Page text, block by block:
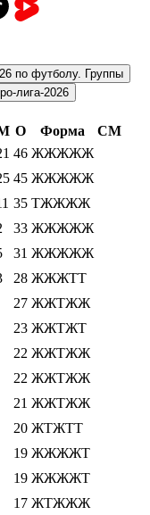
по футболу. Группы
лига-2026
О Форма
СМ
46 ЖЖЖЖЖ
45 ЖЖЖЖЖ
35 ТЖЖЖЖ
33 ЖЖЖЖЖ
31 ЖЖЖЖЖ
28 ЖЖЖТТ
27 ЖЖТЖЖ
23 ЖЖТЖТ
22 ЖЖТЖЖ
22 ЖЖТЖЖ
21 ЖЖТЖЖ
20 ЖТЖТТ
19 ЖЖЖЖТ
19 ЖЖЖЖТ
17 ЖТЖЖЖ